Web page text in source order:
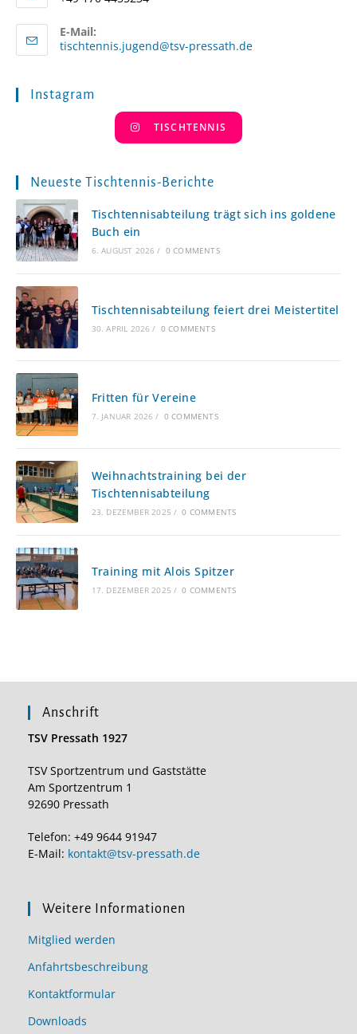
E-Mail:
tischtennis.jugend@tsv-pressath.deOpens
Instagram
TISCHTENNIS
Neueste Tischtennis-Berichte
Tischtennisabteilung trägt sich ins goldene
Buch ein
6. AUGUST 2026 / 0 COMMENTS
Tischtennisabteilung feiert drei Meistertitel
30. APRIL 2026 / 0 COMMENTS
Fritten für Vereine
7. JANUAR 2026 / 0 COMMENTS
Weihnachtstraining bei der
Tischtennisabteilung
23. DEZEMBER 2025 / 0 COMMENTS
Training mit Alois Spitzer
17. DEZEMBER 2025 / 0 COMMENTS
Anschrift
TSV Pressath 1927
TSV Sportzentrum und Gaststätte
Am Sportzentrum 1
92690 Pressath
Telefon: +49 9644 91947
E-Mail: kontakt@tsv-pressath.de
Weitere Informationen
Mitglied werden
Anfahrtsbeschreibung
Kontaktformular
Downloads